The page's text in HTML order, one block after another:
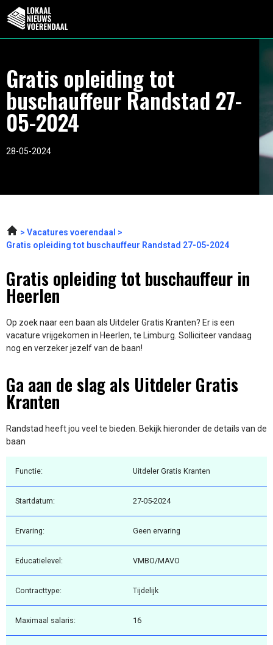
Gratis opleiding tot
buschauffeur Randstad 27-
05-2024
28-05-2024
Vacatures voerendaal
Gratis opleiding tot buschauffeur Randstad 27-05-2024
Gratis opleiding tot buschauffeur in
Heerlen
Op zoek naar een baan als Uitdeler Gratis Kranten? Er is een
vacature vrijgekomen in Heerlen, te Limburg. Solliciteer vandaag
nog en verzeker jezelf van de baan!
Ga aan de slag als Uitdeler Gratis
Kranten
Randstad heeft jou veel te bieden. Bekijk hieronder de details van de
baan
Functie: Uitdeler Gratis Kranten
Startdatum: 27-05-2024
Ervaring: Geen ervaring
Educatielevel: VMBO/MAVO
Contracttype: Tijdelijk
Maximaal salaris: 16